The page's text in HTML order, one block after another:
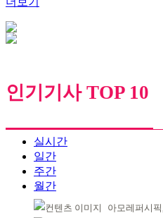
인기기사 TOP 10
실시간
일간
주간
월간
아모레퍼시픽,